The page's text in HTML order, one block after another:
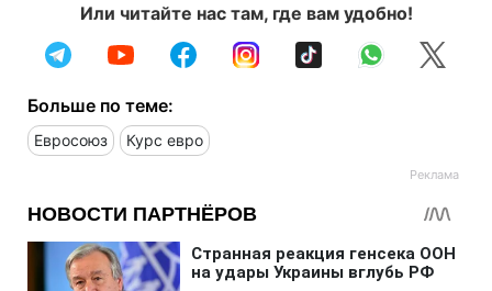
Или читайте нас там, где вам удобно!
Больше по теме:
Евросоюз Курс евро